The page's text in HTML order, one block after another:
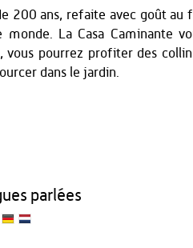
200 ans, refaite avec goût au
La Casa Caminante
vous pourrez profiter des
dans le jardin.
parlées